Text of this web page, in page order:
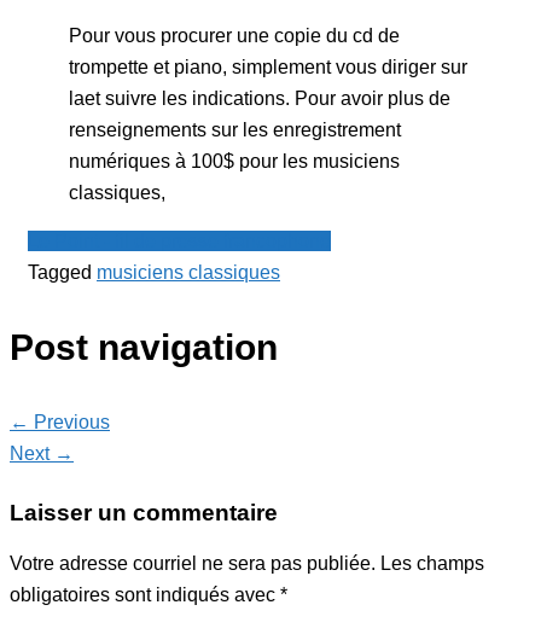
Pour vous procurer une copie du cd de
trompette et piano, simplement vous diriger sur
laet suivre les indications. Pour avoir plus de
renseignements sur les enregistrement
numériques à 100$ pour les musiciens
classiques,
Tagged musiciens classiques
Post navigation
← Previous
Next →
Laisser un commentaire
Votre adresse courriel ne sera pas publiée. Les champs
obligatoires sont indiqués avec *